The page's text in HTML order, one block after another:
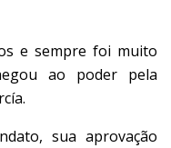
e sempre foi muito
ao poder pela
sua aprovação